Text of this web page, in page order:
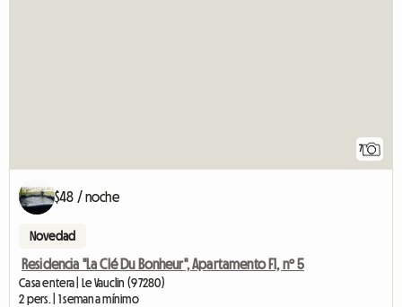
7
$48 / noche
Novedad
Residencia "La Clé Du Bonheur", Apartamento F1, nº 5
Casa entera | Le Vauclin (97280)
2 pers. | 1 semana mínimo